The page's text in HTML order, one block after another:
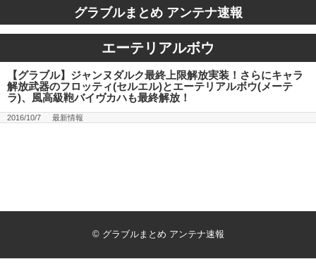
グラブルまとめ アンテナ速報
エーテリアルボウ
【グラブル】ジャンヌダルク最終上限解放実装！さらにキャラ
解放武器のフロッティ(セルエル)とエーテリアルボウ(メーテ
ラ)、風高級鞄バイヴカハも最終解放！
2016/10/7 最新情報
© グラブルまとめ アンテナ速報